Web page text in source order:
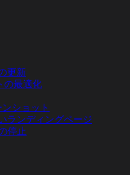
更新
の最適化
ショット
ランディングページ
停止